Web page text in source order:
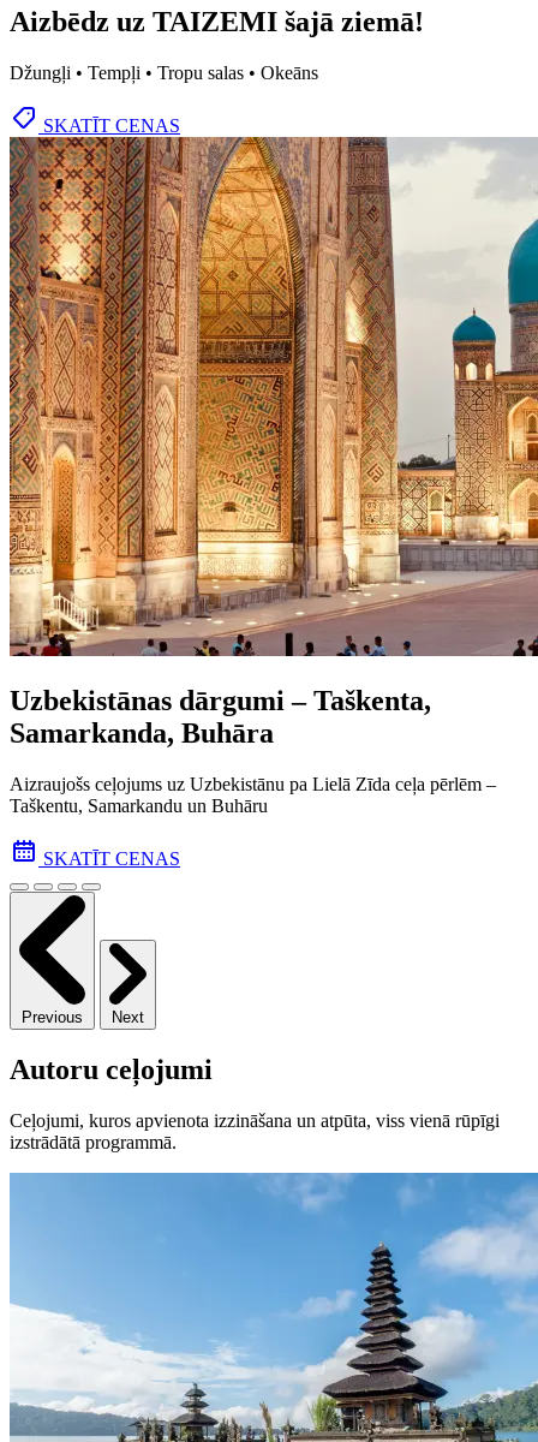
Aizbēdz uz TAIZEMI šajā ziemā!
Džungļi • Tempļi • Tropu salas • Okeāns
SKATĪT CENAS
Uzbekistānas dārgumi – Taškenta,
Samarkanda, Buhāra
Aizraujošs ceļojums uz Uzbekistānu pa Lielā Zīda ceļa pēr­lēm –
Taškentu, Samarkandu un Buhāru
SKATĪT CENAS
Previous Next
Autoru ceļojumi
Ceļojumi, kuros apvienota izzināšana un atpūta, viss vienā rūpīgi
izstrādātā programmā.